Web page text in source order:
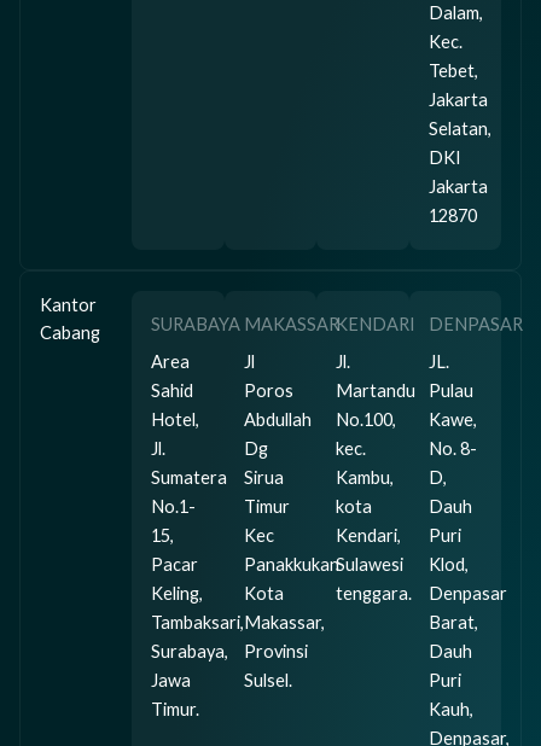
Dalam,
Kec.
Tebet,
Jakarta
Selatan,
DKI
Jakarta
12870
Kantor
Cabang
SURABAYA
Area
Sahid
Hotel,
Jl.
Sumatera
No.1-
15,
Pacar
Keling,
Tambaksari,
Surabaya,
Jawa
Timur.
MAKASSAR
Jl
Poros
Abdullah
Dg
Sirua
Timur
Kec
Panakkukan
Kota
Makassar,
Provinsi
Sulsel.
KENDARI
Jl.
Martandu
No.100,
kec.
Kambu,
kota
Kendari,
Sulawesi
tenggara.
DENPASAR
JL.
Pulau
Kawe,
No. 8-
D,
Dauh
Puri
Klod,
Denpasar
Barat,
Dauh
Puri
Kauh,
Denpasar,